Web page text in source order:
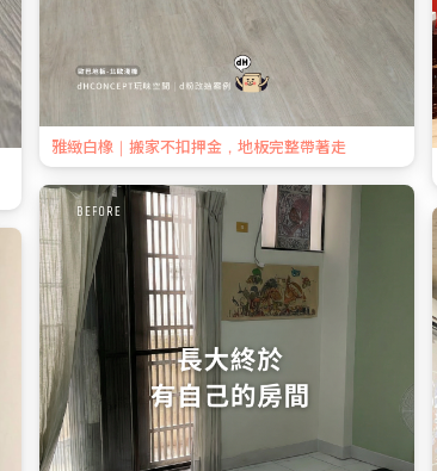
雅緻白橡｜搬家不扣押金，地板完整帶著走